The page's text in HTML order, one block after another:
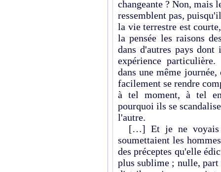
changeante ? Non, mais
ressemblent pas,
la vie terrestre est
la pensée les raisons
dans d'autres pays
expérience
dans une même
facilement se rendre
à tel moment, à tel
pourquoi ils se
l'autre.
[…] Et je ne voyais
soumettaient les
des préceptes qu'elle
plus sublime ; nulle, part